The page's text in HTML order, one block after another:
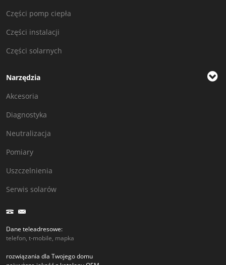
Części pomp ciepła
Części instalacji
Części solarnych
Narzędzia
Akcesoria
Diagnostyka
Neutralizacja
Pomiary
Uszczelnienia
Serwis solarów
Dane teleadresowe:
telefon, t-mobile, mapka
rozwiązania dla Twojego domu